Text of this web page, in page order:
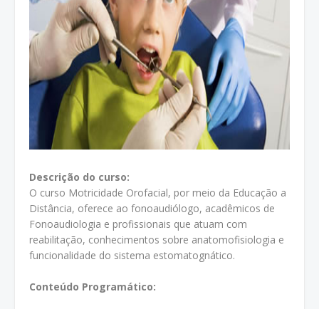
Descrição do curso:
O curso Motricidade Orofacial, por meio da Educação a
Distância, oferece ao fonoaudiólogo, acadêmicos de
Fonoaudiologia e profissionais que atuam com
reabilitação, conhecimentos sobre anatomofisiologia e
funcionalidade do sistema estomatognático.
Conteúdo Programático: